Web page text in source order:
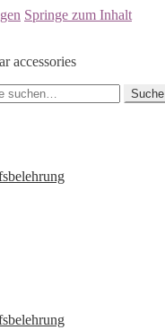
Springe zum Inhalt
accessories
Suche